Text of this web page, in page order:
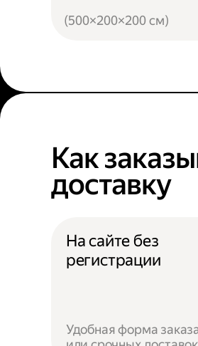
(500×200×200 см)
Как
доставку
На сайте без
регистрации
Удобная форма